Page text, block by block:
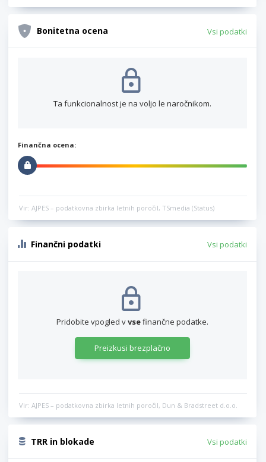
Bonitetna ocena Vsi podatki
Ta funkcionalnost je na voljo le naročnikom.
Finančna ocena:
Vir: AJPES – podatkovna zbirka letnih poročil, TSmedia (Status)
Finančni podatki Vsi podatki
Pridobite vpogled vvsefinančne podatke.
Preizkusi brezplačno
Vir: AJPES – podatkovna zbirka letnih poročil, Dun & Bradstreet d.o.o.
TRR in blokade Vsi podatki